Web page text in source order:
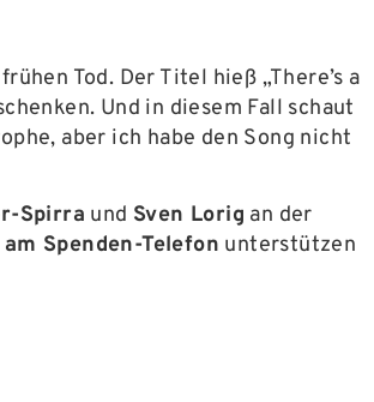
Tod. Der Titel hieß „There’s a
Und in diesem Fall schaut
aber ich habe den Song nicht
Spirra und Sven Lorig an der
Spenden-Telefon unterstützen